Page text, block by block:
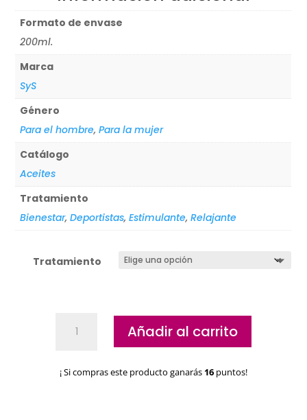
Formato de envase
200ml.
Marca
SyS
Género
Para el hombre,Para la mujer
Catálogo
Aceites
Tratamiento
Bienestar,Deportistas,Estimulante,Relajante
Tratamiento
SyS
Añadir al carrito
¡ Si compras este producto ganarás 16 puntos!